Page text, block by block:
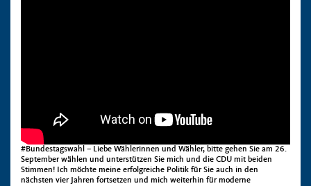
#Bundestagswahl – Liebe Wählerinnen und Wähler, bitte gehen Sie am 26.
September wählen und unterstützen Sie mich und die CDU mit beiden
Stimmen! Ich möchte meine erfolgreiche Politik für Sie auch in den
nächsten vier Jahren fortsetzen und mich weiterhin für moderne